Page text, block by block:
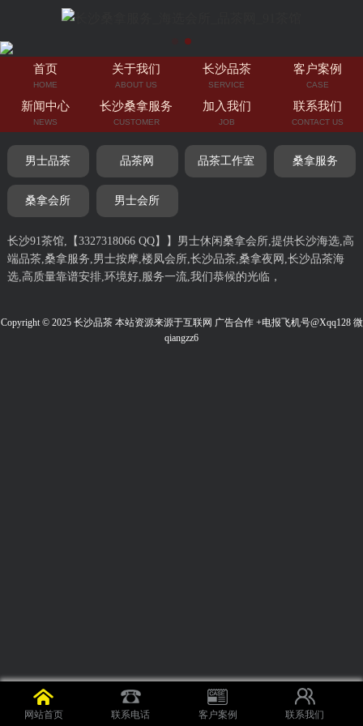
首页
HOME
关于我们
ABOUT US
长沙品茶
SERVICE
客户案例
CASE
新闻中心
NEWS
长沙桑拿服务
CUSTOMER
加入我们
JOB
联系我们
CONTACT US
男士品茶 品茶网 品茶工作室 桑拿服务
桑拿会所 男士会所
长沙91茶馆,【3327318066 QQ】】男士休闲桑拿会所,提供长沙海选,高
端品茶,桑拿服务,男士按摩,楼凤会所,长沙品茶,桑拿夜网,长沙品茶海
选,高质量靠谱安排,环境好,服务一流,我们恭候的光临，
Copyright © 2025 长沙品茶 本站资源来源于互联网 广告合作 +电报飞机号@Xqq128 微
qiangzz6
网站首页 联系电话 客户案例 联系我们